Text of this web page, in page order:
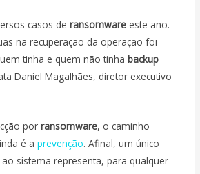
casos deransomware este ano.
na recuperação da operação foi
tinha e quem não tinhabackup
Daniel Magalhães, diretor executivo
porransomware, o caminho
é aprevenção. Afinal, um único
sistema representa, para qualquer